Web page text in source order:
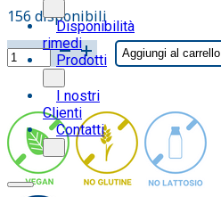
Disponibilità
rimedi
Prodotti
I nostri
Clienti
Contatti
156 disponibili
ZOLFO
(S)
flacone
250
ml
CATALITIC
quantità
Aggiungi al carrello